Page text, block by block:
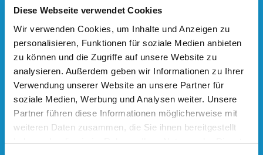
Diese Webseite verwendet Cookies
Wir verwenden Cookies, um Inhalte und Anzeigen zu
personalisieren, Funktionen für soziale Medien anbieten
zu können und die Zugriffe auf unsere Website zu
analysieren. Außerdem geben wir Informationen zu Ihrer
Verwendung unserer Website an unsere Partner für
soziale Medien, Werbung und Analysen weiter. Unsere
Partner führen diese Informationen möglicherweise mit
weiteren Daten zusammen, die Sie ihnen bereitgestellt